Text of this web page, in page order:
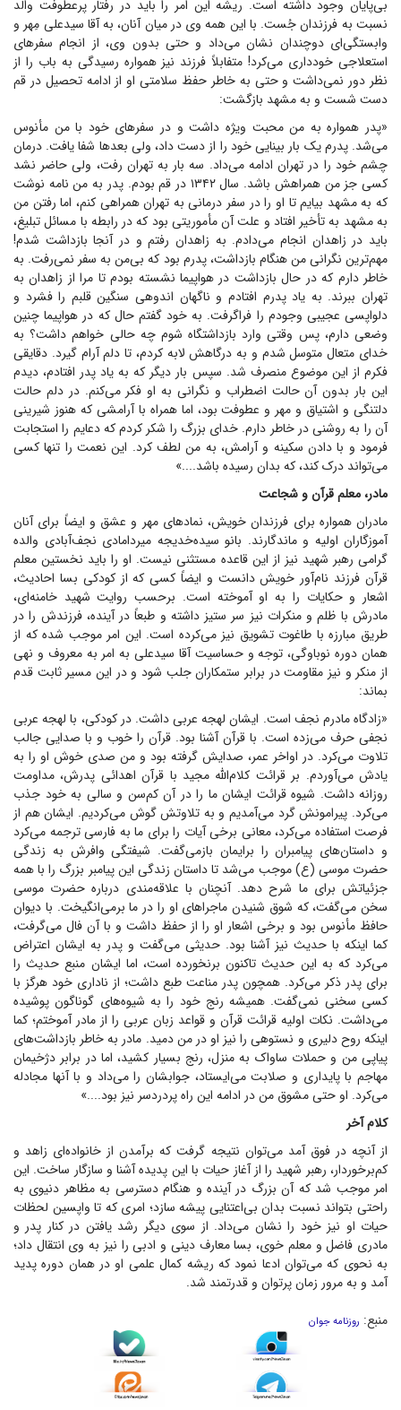
بی‌پایان وجود داشته است. ریشه این امر را باید در رفتار پرعطوفت والد
نسبت به فرزندان جُست. با این همه وی در میان آنان، به آقا سیدعلی مِهر و
وابستگی‌ای دوچندان نشان می‌داد و حتی بدون وی، از انجام سفر‌های
استعلاجی خودداری می‌کرد! متفابلاً فرزند نیز همواره رسیدگی به باب را از
نظر دور نمی‌داشت و حتی به خاطر حفظ سلامتی او از ادامه تحصیل در قم
دست شست و به مشهد بازگشت:
«پدر همواره به من محبت ویژه داشت و در سفر‌های خود با من مأنوس
می‌شد. پدرم یک بار بینایی خود را از دست داد، ولی بعد‌ها شفا یافت. درمان
چشم خود را در تهران ادامه می‌داد. سه بار به تهران رفت، ولی حاضر نشد
کسی جز من همراهش باشد. سال ۱۳۴۲ در قم بودم. پدر به من نامه نوشت
که به مشهد بیایم تا او را در سفر درمانی به تهران همراهی کنم، اما رفتن من
به مشهد به تأخیر افتاد و علت آن مأموریتی بود که در رابطه با مسائل تبلیغ،
باید در زاهدان انجام می‌دادم. به زاهدان رفتم و در آنجا بازداشت شدم!
مهم‌ترین نگرانی من هنگام بازداشت، پدرم بود که بی‌من به سفر نمی‌رفت. به
خاطر دارم که در حال بازداشت در هواپیما نشسته بودم تا مرا از زاهدان به
تهران ببرند. به یاد پدرم افتادم و ناگهان اندوهی سنگین قلبم را فشرد و
دلواپسی عجیبی وجودم را فراگرفت. به خود گفتم حال که در هواپیما چنین
وضعی دارم، پس وقتی وارد بازداشتگاه شوم چه حالی خواهم داشت؟ به
خدای متعال متوسل شدم و به درگاهش لابه کردم، تا دلم آرام گیرد. دقایقی
فکرم از این موضوع منصرف شد. سپس بار دیگر که به یاد پدر افتادم، دیدم
این بار بدون آن حالت اضطراب و نگرانی به او فکر می‌کنم. در دلم حالت
دلتنگی و اشتیاق و مهر و عطوفت بود، اما همراه با آرامشی که هنوز شیرینی
آن را به روشنی در خاطر دارم. خدای بزرگ را شکر کردم که دعایم را استجابت
فرمود و با دادن سکینه و آرامش، به من لطف کرد. این نعمت را تنها کسی
می‌تواند درک کند، که بدان رسیده باشد....»
مادر، معلم قرآن و شجاعت
مادران همواره برای فرزندان خویش، نماد‌های مهر و عشق و ایضاً برای آنان
آموزگاران اولیه و ماندگارند. بانو سیده‌خدیجه میردامادی نجف‌آبادی والده
گرامی رهبر شهید نیز از این قاعده مستثنی نیست. او را باید نخستین معلم
قرآن فرزند نام‌آور خویش دانست و ایضاً کسی که از کودکی بسا احادیث،
اشعار و حکایات را به او آموخته است. برحسب روایت شهید خامنه‌ای،
مادرش با ظلم و منکرات نیز سر ستیز داشته و طبعاً در آینده، فرزندش را در
طریق مبارزه با طاغوت تشویق نیز می‌کرده است. این امر موجب شده که از
همان دوره نوباوگی، توجه و حساسیت آقا سیدعلی به امر به معروف و نهی
از منکر و نیز مقاومت در برابر ستمکاران جلب شود و در این مسیر ثابت قدم
بماند:
«زادگاه مادرم نجف است. ایشان لهجه عربی داشت. در کودکی، با لهجه عربی
نجفی حرف می‌زده است. با قرآن آشنا بود. قرآن را خوب و با صدایی جالب
تلاوت می‌کرد. در اواخر عمر، صدایش گرفته بود و من صدی خوش او را به
یادش می‌آوردم. بر قرائت کلام‌الله مجید با قرآن اهدائی پدرش، مداومت
روزانه داشت. شیوه قرائت ایشان ما را در آن کم‌سن و سالی به خود جذب
می‌کرد. پیرامونش گرد می‌آمدیم و به تلاوتش گوش می‌کردیم. ایشان هم از
فرصت استفاده می‌کرد، معانی برخی آیات را برای ما به فارسی ترجمه می‌کرد
و داستان‌های پیامبران را برایمان بازمی‌گفت. شیفتگی وافرش به زندگی
حضرت موسی (ع) موجب می‌شد تا داستان زندگی این پیامبر بزرگ را با همه
جزئیاتش برای ما شرح دهد. آنچنان با علاقه‌مندی درباره حضرت موسی
سخن می‌گفت، که شوق شنیدن ماجرا‌های او را در ما برمی‌انگیخت. با دیوان
حافظ مأنوس بود و برخی اشعار او را از حفظ داشت و با آن فال می‌گرفت،
کما اینکه با حدیث نیز آشنا بود. حدیثی می‌گفت و پدر به ایشان اعتراض
می‌کرد که به این حدیث تاکنون برنخورده است، اما ایشان منبع حدیث را
برای پدر ذکر می‌کرد. همچون پدر مناعت طبع داشت؛ از ناداری خود هرگز با
کسی سخنی نمی‌گفت. همیشه رنج خود را به شیوه‌های گوناگون پوشیده
می‌داشت. نکات اولیه قرائت قرآن و قواعد زبان عربی را از مادر آموختم؛ کما
اینکه روح دلیری و نستوهی را نیز او در من دمید. مادر به خاطر بازداشت‌های
پیاپی من و حملات ساواک به منزل، رنج بسیار کشید، اما در برابر دژخیمان
مهاجم با پایداری و صلابت می‌ایستاد، جوابشان را می‌داد و با آنها مجادله
می‌کرد. او حتی مشوق من در ادامه این راه پردردسر نیز بود....»
کلام آخر
از آنچه در فوق آمد می‌توان نتیجه گرفت که برآمدن از خانواده‌ای زاهد و
کم‌برخوردار، رهبر شهید را از آغاز حیات با این پدیده آشنا و سازگار ساخت. این
امر موجب شد که آن بزرگ در آینده و هنگام دسترسی به مظاهر دنیوی به
راحتی بتواند نسبت بدان بی‌اعتنایی پیشه سازد؛ امری که تا واپسین لحظات
حیات او نیز خود را نشان می‌داد. از سوی دیگر رشد یافتن در کنار پدر و
مادری فاضل و معلم خوی، بسا معارف دینی و ادبی را نیز به وی انتقال داد؛
به نحوی که می‌توان ادعا نمود که ریشه کمال علمی او در همان دوره پدید
آمد و به مرور زمان پرتوان و قدرتمند شد.
منبع: روزنامه جوان